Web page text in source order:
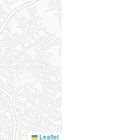
Leaflet